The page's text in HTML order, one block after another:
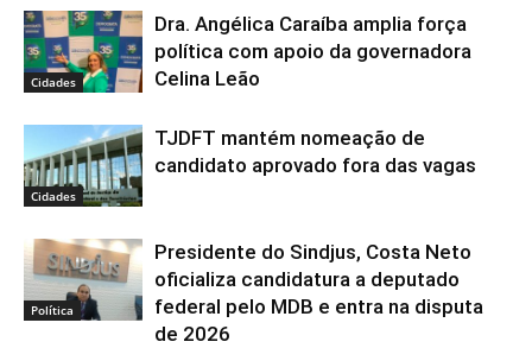
Cidades
Dra. Angélica Caraíba amplia força
política com apoio da governadora
Celina Leão
Cidades
TJDFT mantém nomeação de
candidato aprovado fora das vagas
Política
Presidente do Sindjus, Costa Neto
oficializa candidatura a deputado
federal pelo MDB e entra na disputa
de 2026